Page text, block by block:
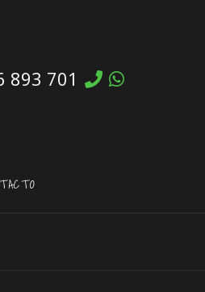
893 701